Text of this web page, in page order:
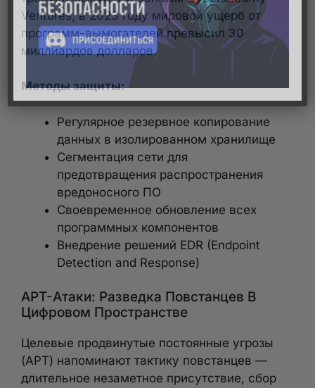
Ventures, в 2023 году мировой ущерб от
программ-вымогателей превысил 30
миллиардов долларов.
Методы защиты:
Регулярное резервное копирование
данных в изолированном хранилище
Сегментация сети для
предотвращения распространения
вредоносного ПО
Своевременное обновление всех
программных компонентов
Внедрение решений EDR (Endpoint
Detection and Response)
APT-Атаки: Разведка Повстанцев В
Цифровом Пространстве
Целевые продвинутые постоянные угрозы
(APT) напоминают тактику повстанцев —
длительное незаметное присутствие, сбор